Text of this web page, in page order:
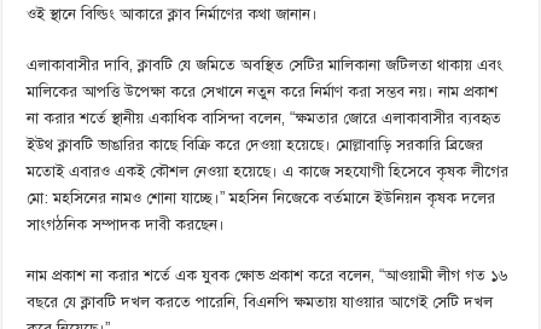
ওই স্থানে বিল্ডিং আকারে ক্লাব নির্মাণের কথা জানান।
এলাকাবাসীর দাবি, ক্লাবটি যে জমিতে অবস্থিত সেটির মালিকানা জটিলতা থাকায় এবং
মালিকের আপত্তি উপেক্ষা করে সেখানে নতুন করে নির্মাণ করা সম্ভব নয়। নাম প্রকাশ
না করার শর্তে স্থানীয় একাধিক বাসিন্দা বলেন, “ক্ষমতার জোরে এলাকাবাসীর ব্যবহৃত
ইউথ ক্লাবটি ভাঙারির কাছে বিক্রি করে দেওয়া হয়েছে। মোল্লাবাড়ি সরকারি ব্রিজের
মতোই এবারও একই কৌশল নেওয়া হয়েছে। এ কাজে সহযোগী হিসেবে কৃষক লীগের
মো: মহসিনের নামও শোনা যাচ্ছে।” মহসিন নিজেকে বর্তমানে ‍ইউনিয়ন কৃষক দলের
সাংগঠনিক সম্পাদক দাবী করছেন।
নাম প্রকাশ না করার শর্তে এক যুবক ক্ষোভ প্রকাশ করে বলেন, “আওয়ামী লীগ গত ১৬
বছরে যে ক্লাবটি দখল করতে পারেনি, বিএনপি ক্ষমতায় যাওয়ার আগেই সেটি দখল